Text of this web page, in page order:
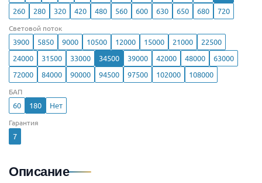
260
280 320 420 480 560 600 630 650 680 720
Световой поток
3900 5850 9000 10500 12000 15000 21000
22500
24000
31500 33000 34500 39000 42000 48000
63000
72000
84000 90000 94500 97500 102000 108000
БАП
60 180 Нет
Гарантия
7
Описание